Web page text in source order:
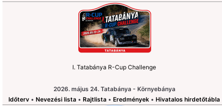
I. Tatabánya R-Cup Challenge
2026. május 24. Tatabánya - Környebánya
Időterv • Nevezési lista • Rajtlista • Eredmények • Hivatalos hirdetőtábla